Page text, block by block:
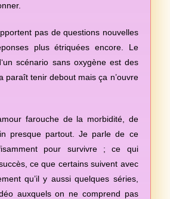
pas de questions nouvelles
plus étriquées encore. Le
scénario sans oxygène est des
paraît tenir debout mais ça n’ouvre
farouche de la morbidité, de
presque partout. Je parle de ce
pour survivre ; ce qui
ce que certains suivent avec
qu’il y aussi quelques séries,
auxquels on ne comprend pas